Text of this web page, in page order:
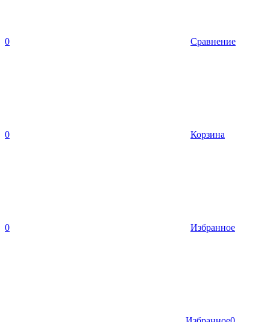
0 Сравнение
0 Корзина
0 Избранное